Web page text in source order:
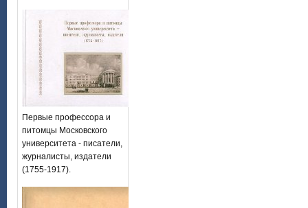
Первые профессора и
питомцы Московского
университета - писатели,
журналисты, издатели
(1755-1917).